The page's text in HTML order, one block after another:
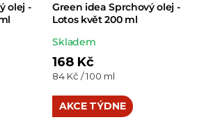
olej -
Green idea Sprchový olej -
Lotos květ 200 ml
Průměrné
hodnocení
produktu
je
5,0
Skladem
168 Kč
Měrná
84 Kč / 100 ml
AKCE TÝDNE